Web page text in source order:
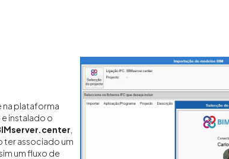
na plataforma
instalado o
ter associado um
um fluxo de